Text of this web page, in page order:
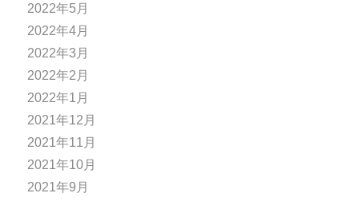
2022年5月
2022年4月
2022年3月
2022年2月
2022年1月
2021年12月
2021年11月
2021年10月
2021年9月